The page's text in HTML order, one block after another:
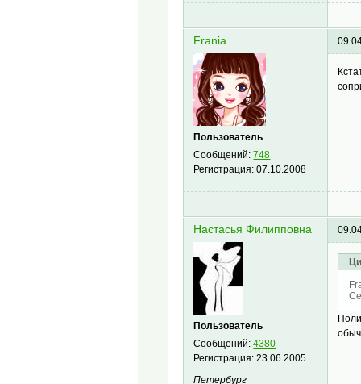
Frania
Пользователь
Сообщений:748
Регистрация:07.10.2008
Настасья Филипповна
Пользователь
Сообщений:4380
Регистрация:23.06.2005
Петербург